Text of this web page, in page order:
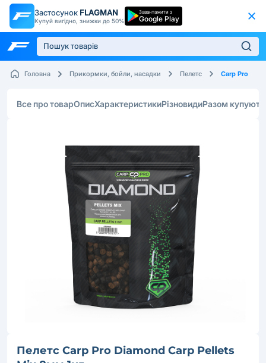
Застосунок FLAGMAN
Купуй вигідно, знижки до 50%
Завантажити з
Google Play
Головна Прикормки, бойли, насадки Пелетс Carp Pro
Все про товарОписХарактеристикиРізновидиРазом купують
Пелетс Carp Pro Diamond Сarp Pellets